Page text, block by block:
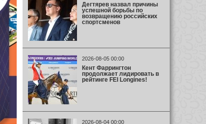
Дегтярев назвал причины
успешной борьбы по
возвращению российских
спортсменов
2026-08-05 00:00
Кент Фаррингтон
продолжает лидировать в
рейтинге FEI Longines!
2026-08-04 00:00